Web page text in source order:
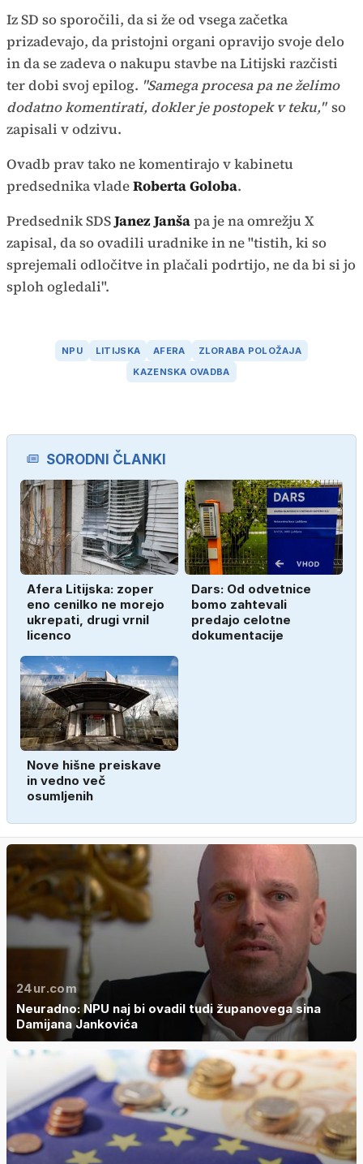
Iz SD so sporočili, da si že od vsega začetka
prizadevajo, da pristojni organi opravijo svoje delo
in da se zadeva o nakupu stavbe na Litijski razčisti
ter dobi svoj epilog. "Samega procesa pa ne želimo
dodatno komentirati, dokler je postopek v teku," so
zapisali v odzivu.
Ovadb prav tako ne komentirajo v kabinetu
predsednika vladeRoberta Goloba.
Predsednik SDSJanez Janšapa je na omrežju X
zapisal, da so ovadili uradnike in ne "tistih, ki so
sprejemali odločitve in plačali podrtijo, ne da bi si jo
sploh ogledali".
NPU LITIJSKA AFERA
ZLORABA POLOŽAJA
KAZENSKA OVADBA
SORODNI ČLANKI
Afera Litijska: zoper
eno cenilko ne morejo
ukrepati, drugi vrnil
licenco
Dars: Od odvetnice
bomo zahtevali
predajo celotne
dokumentacije
Nove hišne preiskave
in vedno več
osumljenih
24ur.com
Neuradno: NPU naj bi ovadil tudi županovega sina
Damijana Jankovića